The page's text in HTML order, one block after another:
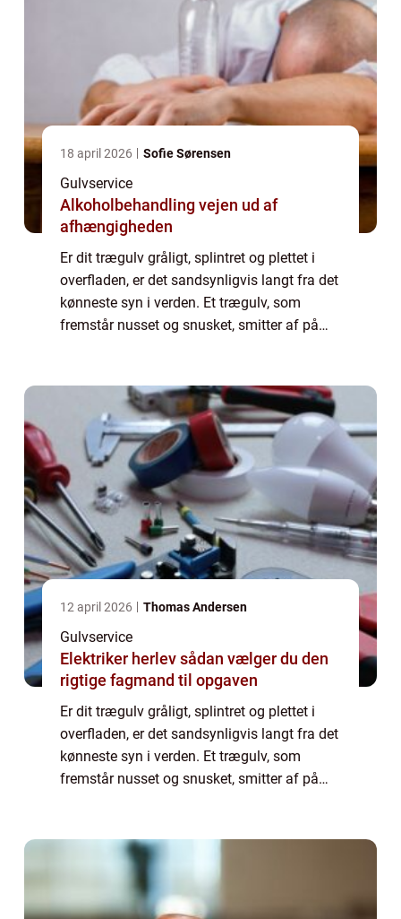
18 april 2026 Sofie Sørensen
Gulvservice
Alkoholbehandling vejen ud af
afhængigheden
Er dit trægulv gråligt, splintret og plettet i
overfladen, er det sandsynligvis langt fra det
kønneste syn i verden. Et trægulv, som
fremstår nusset og snusket, smitter af på
12 april 2026 Thomas Andersen
Gulvservice
Elektriker herlev sådan vælger du den
rigtige fagmand til opgaven
Er dit trægulv gråligt, splintret og plettet i
overfladen, er det sandsynligvis langt fra det
kønneste syn i verden. Et trægulv, som
fremstår nusset og snusket, smitter af på